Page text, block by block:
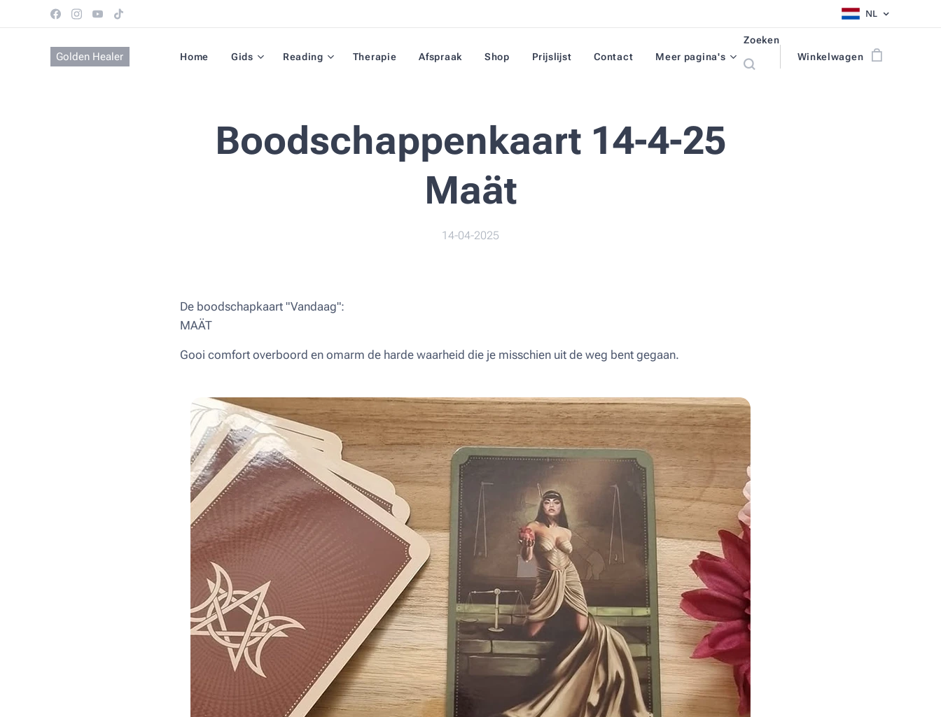
NL
Golden Healer Home Gids Reading Therapie Afspraak Shop Prijslijst Contact Meer pagina's
Zoeken
Winkelwagen
Boodschappenkaart 14-4-25
Maät
14-04-2025
De boodschapkaart "Vandaag":
MAÄT
Gooi comfort overboord en omarm de harde waarheid die je misschien uit de weg bent gegaan.